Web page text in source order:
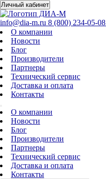
Личный кабинет
info@dia-m.ru 8 (800) 234-05-08
О компании
Новости
Блог
Производители
Партнеры
Технический сервис
Доставка и оплата
Контакты
О компании
Новости
Блог
Производители
Партнеры
Технический сервис
Доставка и оплата
Контакты